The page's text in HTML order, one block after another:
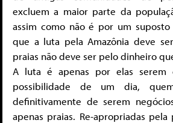
excluem a maior parte da
assim como não é por um suposto
que a luta pela Amazônia deve
praias não deve ser pelo dinheiro
A luta é apenas por elas
possibilidade de um dia,
definitivamente de serem
apenas praias. Re-apropriadas